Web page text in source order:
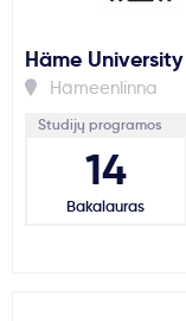
Häme
Hämeenlinna
Studijų programos
14
Bakalauras